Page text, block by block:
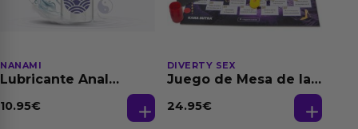
NANAMI
Lubricante Anal
Dilatación Base Agua
10.95€
DIVERTY SEX
Juego de Mesa de las
24.95€